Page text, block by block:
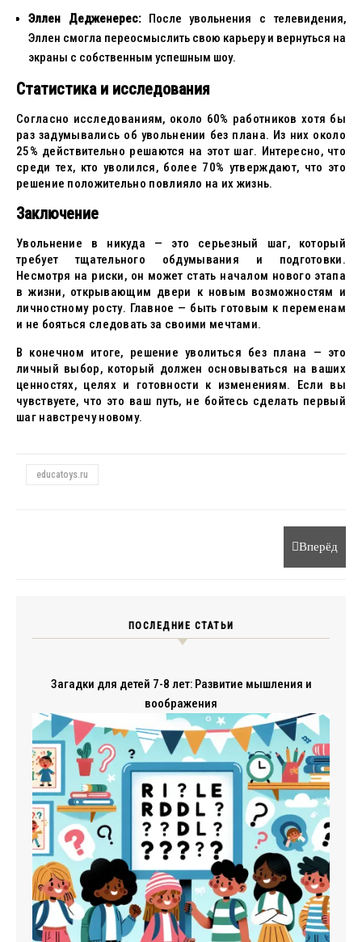
Эллен Дедженерес:После увольнения с телевидения,
Эллен смогла переосмыслить свою карьеру и вернуться на
экраны с собственным успешным шоу.
Статистика и исследования
Согласно исследованиям, около 60% работников хотя бы
раз задумывались об увольнении без плана. Из них около
25% действительно решаются на этот шаг. Интересно, что
среди тех, кто уволился, более 70% утверждают, что это
решение положительно повлияло на их жизнь.
Заключение
Увольнение в никуда — это серьезный шаг, который
требует тщательного обдумывания и подготовки.
Несмотря на риски, он может стать началом нового этапа
в жизни, открывающим двери к новым возможностям и
личностному росту. Главное — быть готовым к переменам
и не бояться следовать за своими мечтами.
В конечном итоге, решение уволиться без плана — это
личный выбор, который должен основываться на ваших
ценностях, целях и готовности к изменениям. Если вы
чувствуете, что это ваш путь, не бойтесь сделать первый
шаг навстречу новому.
educatoys.ru
Вперёд
ПОСЛЕДНИЕ СТАТЬИ
Загадки для детей 7-8 лет: Развитие мышления и
воображения